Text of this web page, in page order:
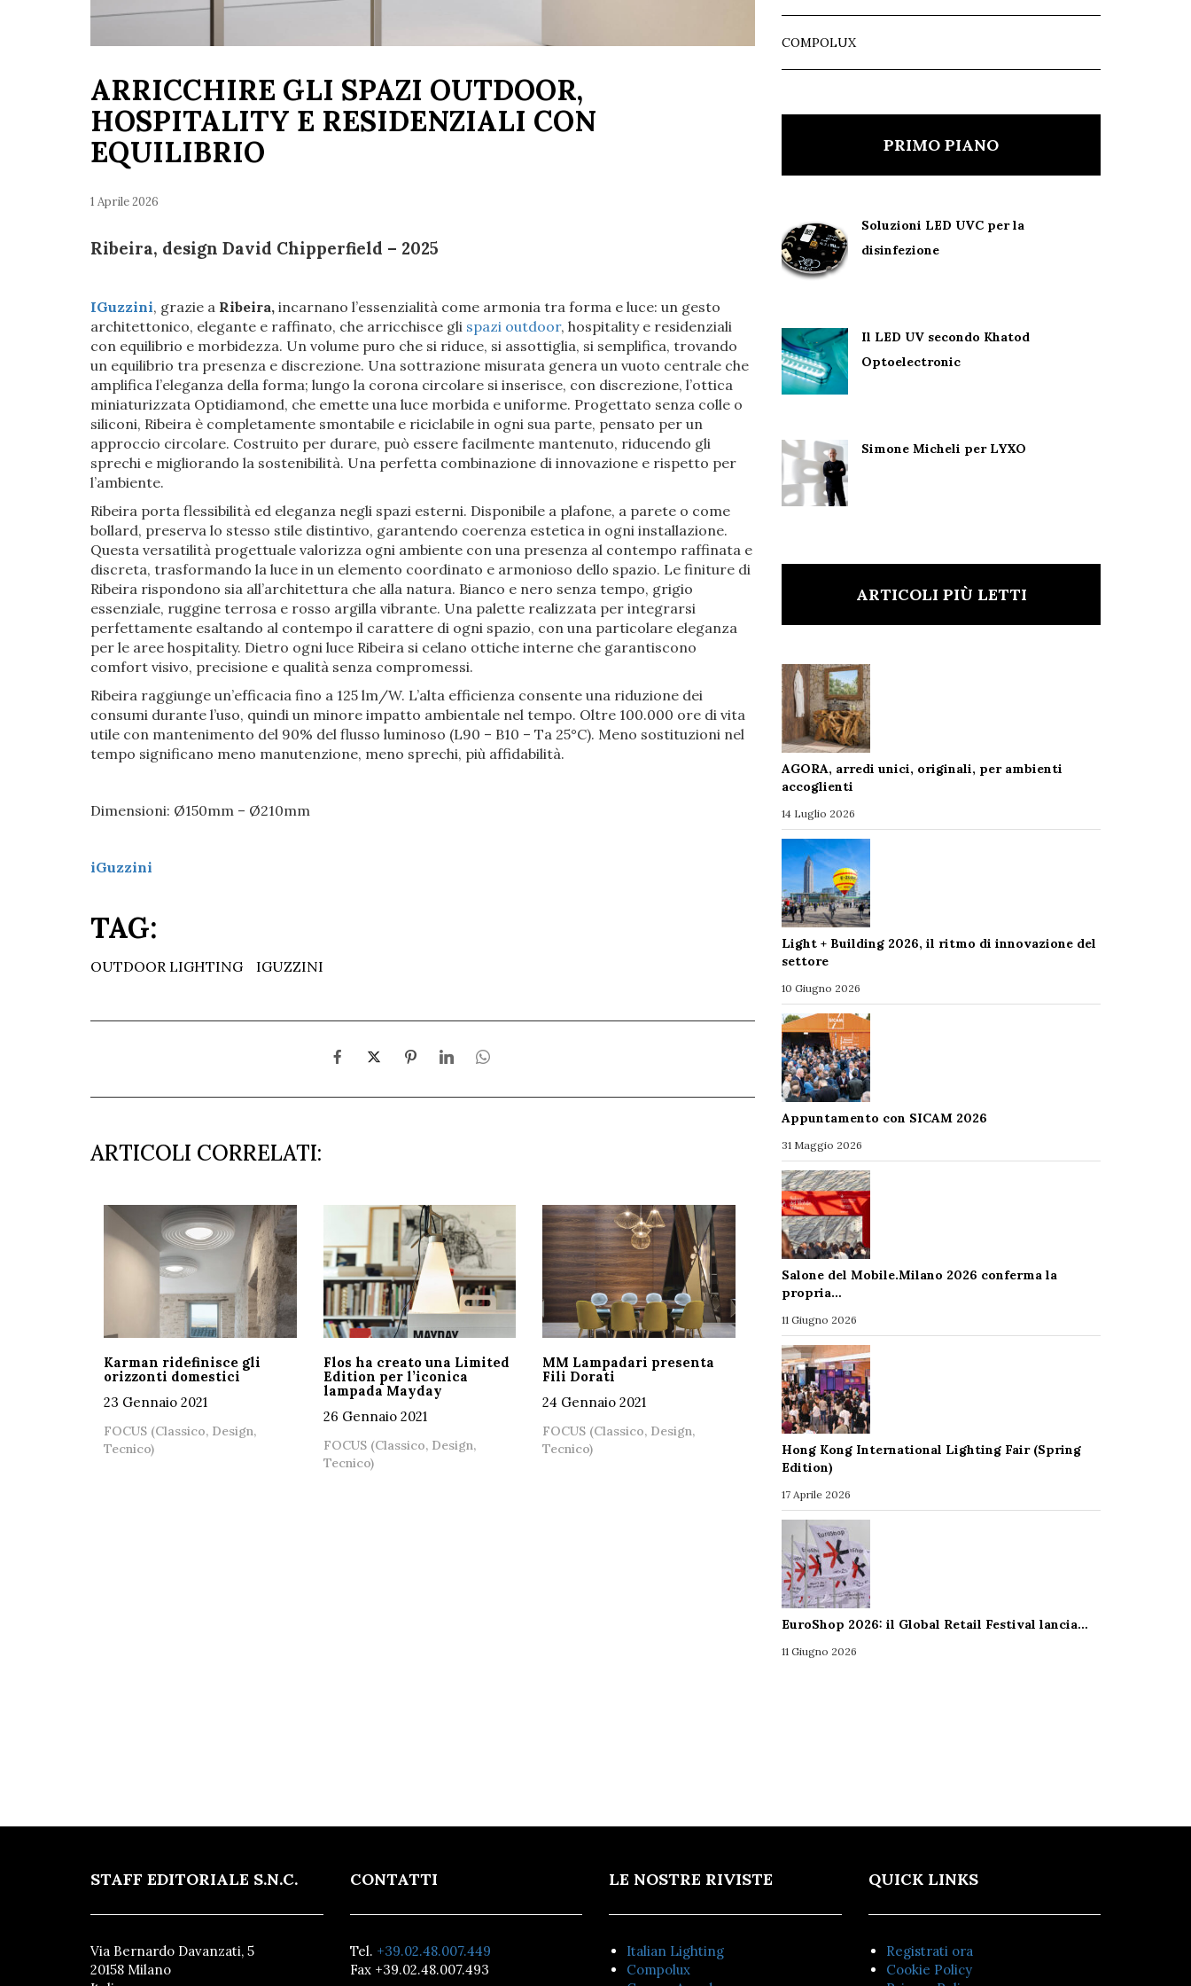
ARRICCHIRE GLI SPAZI OUTDOOR,
HOSPITALITY E RESIDENZIALI CON
EQUILIBRIO
1 Aprile 2026
Ribeira, design David Chipperfield – 2025
IGuzzini, grazie a Ribeira, incarnano l’essenzialità come armonia tra forma e luce: un gesto
architettonico, elegante e raffinato, che arricchisce gli spazi outdoor, hospitality e residenziali
con equilibrio e morbidezza. Un volume puro che si riduce, si assottiglia, si semplifica, trovando
un equilibrio tra presenza e discrezione. Una sottrazione misurata genera un vuoto centrale che
amplifica l’eleganza della forma; lungo la corona circolare si inserisce, con discrezione, l’ottica
miniaturizzata Optidiamond, che emette una luce morbida e uniforme. Progettato senza colle o
siliconi, Ribeira è completamente smontabile e riciclabile in ogni sua parte, pensato per un
approccio circolare. Costruito per durare, può essere facilmente mantenuto, riducendo gli
sprechi e migliorando la sostenibilità. Una perfetta combinazione di innovazione e rispetto per
l’ambiente.
Ribeira porta flessibilità ed eleganza negli spazi esterni. Disponibile a plafone, a parete o come
bollard, preserva lo stesso stile distintivo, garantendo coerenza estetica in ogni installazione.
Questa versatilità progettuale valorizza ogni ambiente con una presenza al contempo raffinata e
discreta, trasformando la luce in un elemento coordinato e armonioso dello spazio. Le finiture di
Ribeira rispondono sia all’architettura che alla natura. Bianco e nero senza tempo, grigio
essenziale, ruggine terrosa e rosso argilla vibrante. Una palette realizzata per integrarsi
perfettamente esaltando al contempo il carattere di ogni spazio, con una particolare eleganza
per le aree hospitality. Dietro ogni luce Ribeira si celano ottiche interne che garantiscono
comfort visivo, precisione e qualità senza compromessi.
Ribeira raggiunge un’efficacia fino a 125 lm/W. L’alta efficienza consente una riduzione dei
consumi durante l’uso, quindi un minore impatto ambientale nel tempo. Oltre 100.000 ore di vita
utile con mantenimento del 90% del flusso luminoso (L90 – B10 – Ta 25°C). Meno sostituzioni nel
tempo significano meno manutenzione, meno sprechi, più affidabilità.
Dimensioni: Ø150mm – Ø210mm
iGuzzini
TAG:
OUTDOOR LIGHTING IGUZZINI
ARTICOLI CORRELATI:
Karman ridefinisce gli
orizzonti domestici
23 Gennaio 2021
FOCUS (Classico, Design,
Tecnico)
Flos ha creato una Limited
Edition per l’iconica
lampada Mayday
26 Gennaio 2021
FOCUS (Classico, Design,
Tecnico)
MM Lampadari presenta
Fili Dorati
24 Gennaio 2021
FOCUS (Classico, Design,
Tecnico)
COMPOLUX
PRIMO PIANO
Soluzioni LED UVC per la
disinfezione
Il LED UV secondo Khatod
Optoelectronic
Simone Micheli per LYXO
ARTICOLI PIÙ LETTI
AGORA, arredi unici, originali, per ambienti
accoglienti
14 Luglio 2026
Light + Building 2026, il ritmo di innovazione del
settore
10 Giugno 2026
Appuntamento con SICAM 2026
31 Maggio 2026
Salone del Mobile.Milano 2026 conferma la
propria…
11 Giugno 2026
Hong Kong International Lighting Fair (Spring
Edition)
17 Aprile 2026
EuroShop 2026: il Global Retail Festival lancia…
11 Giugno 2026
STAFF EDITORIALE S.N.C.
Via Bernardo Davanzati, 5
20158 Milano
CONTATTI
Tel. +39.02.48.007.449
Fax +39.02.48.007.493
LE NOSTRE RIVISTE
Italian Lighting
Compolux
QUICK LINKS
Registrati ora
Cookie Policy